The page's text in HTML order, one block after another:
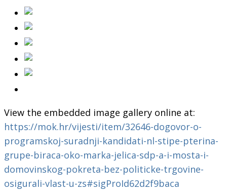
View the embedded image gallery online at:
https://mok.hr/vijesti/item/32646-dogovor-o-
programskoj-suradnji-kandidati-nl-stipe-pterina-
grupe-biraca-oko-marka-jelica-sdp-a-i-mosta-i-
domovinskog-pokreta-bez-politicke-trgovine-
osigurali-vlast-u-zs#sigProId62d2f9baca